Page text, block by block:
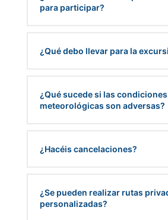
para participar?
¿Qué debo llevar para la
¿Qué sucede si las condiciones
meteorológicas son adversas?
¿Hacéis cancelaciones?
¿Se pueden realizar rutas
personalizadas?